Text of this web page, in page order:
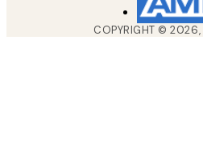
COPYRIGHT ©2026,